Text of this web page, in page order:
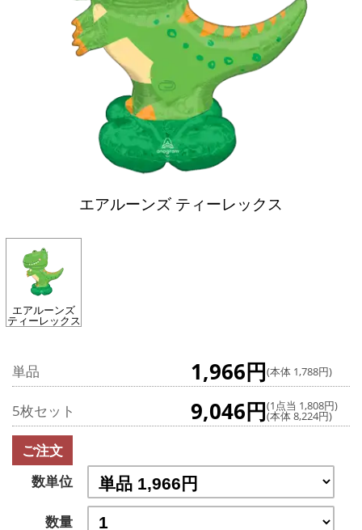
エアルーンズ ティーレックス
エアルーンズ
ティーレックス
単品 1,966円(本体 1,788円)
5枚セット 9,046円(1点当 1,808円)
(本体 8,224円)
ご注文
数単位
数量